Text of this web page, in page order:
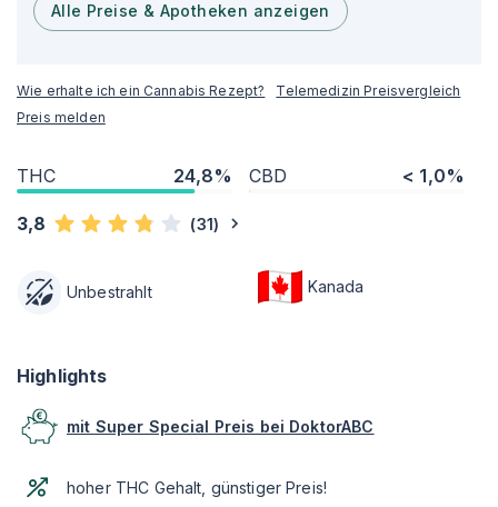
Alle Preise & Apotheken anzeigen
Wie erhalte ich ein Cannabis Rezept?
Telemedizin Preisvergleich
Preis melden
THC 24,8% CBD < 1,0%
3,8 (31)
Unbestrahlt Kanada
Highlights
mit Super Special Preis bei DoktorABC
hoher THC Gehalt, günstiger Preis!